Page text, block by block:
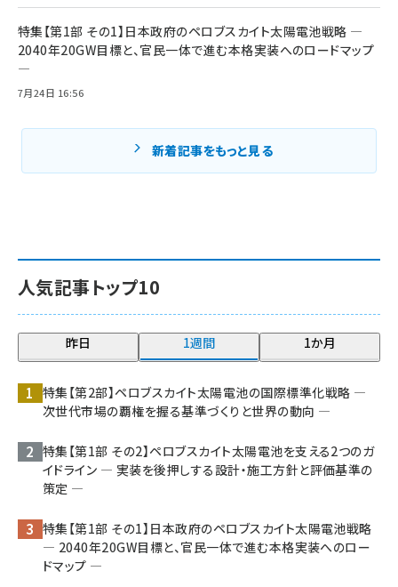
人気記事トップ10
昨日 1週間 1か月
特集【第2部】ペロブスカイト太陽電池の国際標準化戦略 ―
次世代市場の覇権を握る基準づくりと世界の動向 ―
特集【第1部 その2】ペロブスカイト太陽電池を支える2つのガ
イドライン ― 実装を後押しする設計・施工方針と評価基準の
策定 ―
特集【第1部 その1】日本政府のペロブスカイト太陽電池戦略
― 2040年20GW目標と、官民一体で進む本格実装へのロー
ドマップ ―
特集【第1部 その1】日本政府のペロブスカイト太陽電池戦略 ―
2040年20GW目標と、官民一体で進む本格実装へのロードマップ
―
7月24日 16:56
新着記事をもっと見る